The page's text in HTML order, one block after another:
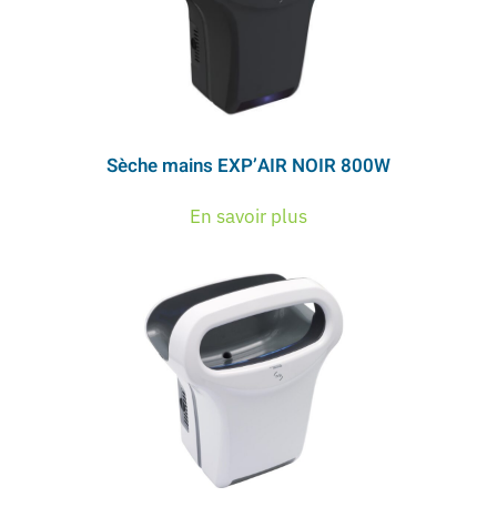
Sèche mains EXP’AIR NOIR 800W
En savoir plus